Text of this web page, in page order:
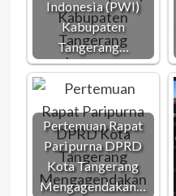
Indonesia (PWI)
Kabupaten
Tangerang…
Pertemuan Rapat
Paripurna DPRD
Kota Tangerang
Mengagendakan…